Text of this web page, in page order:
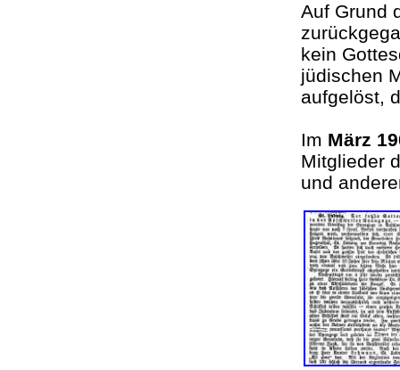
Auf Grund
kein
jüdischen
aufgelöst,
Im März
Mitglieder
und